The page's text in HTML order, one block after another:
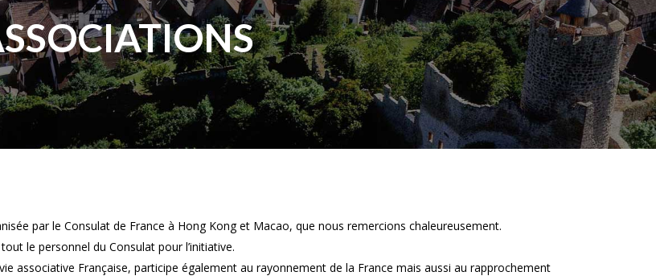
par le Consulat de France à Hong Kong et Macao, que nous remercions chaleureusement.
le personnel du Consulat pour l’initiative.
associative Française, participe également au rayonnement de la France mais aussi au rapprochement